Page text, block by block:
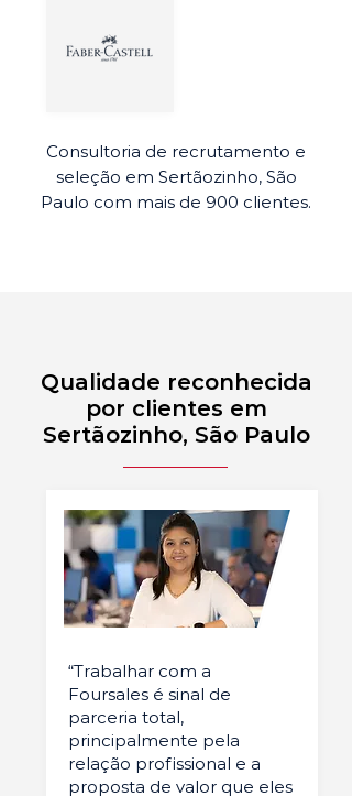
Consultoria de recrutamento e
seleção em Sertãozinho, São
Paulo com mais de 900 clientes.
Qualidade reconhecida
por clientes em
Sertãozinho, São Paulo
“Trabalhar com a
Foursales é sinal de
parceria total,
principalmente pela
relação profissional e a
proposta de valor que eles